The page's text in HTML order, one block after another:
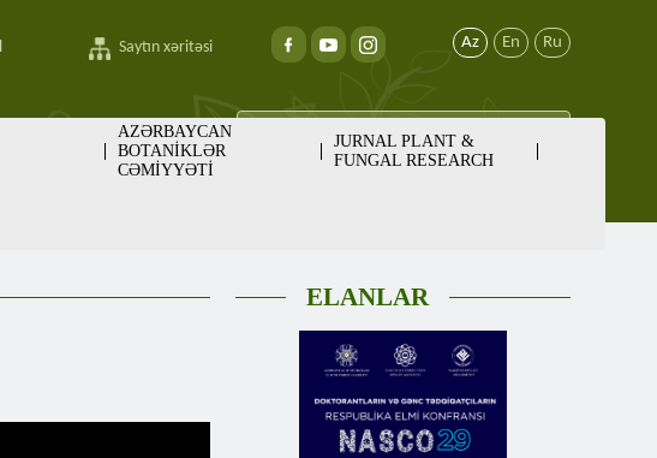
Saytın xəritəsi Az En Ru
AZƏRBAYCAN
BOTANİKLƏR
CƏMİYYƏTİ
JURNAL PLANT &
FUNGAL RESEARCH
ELANLAR